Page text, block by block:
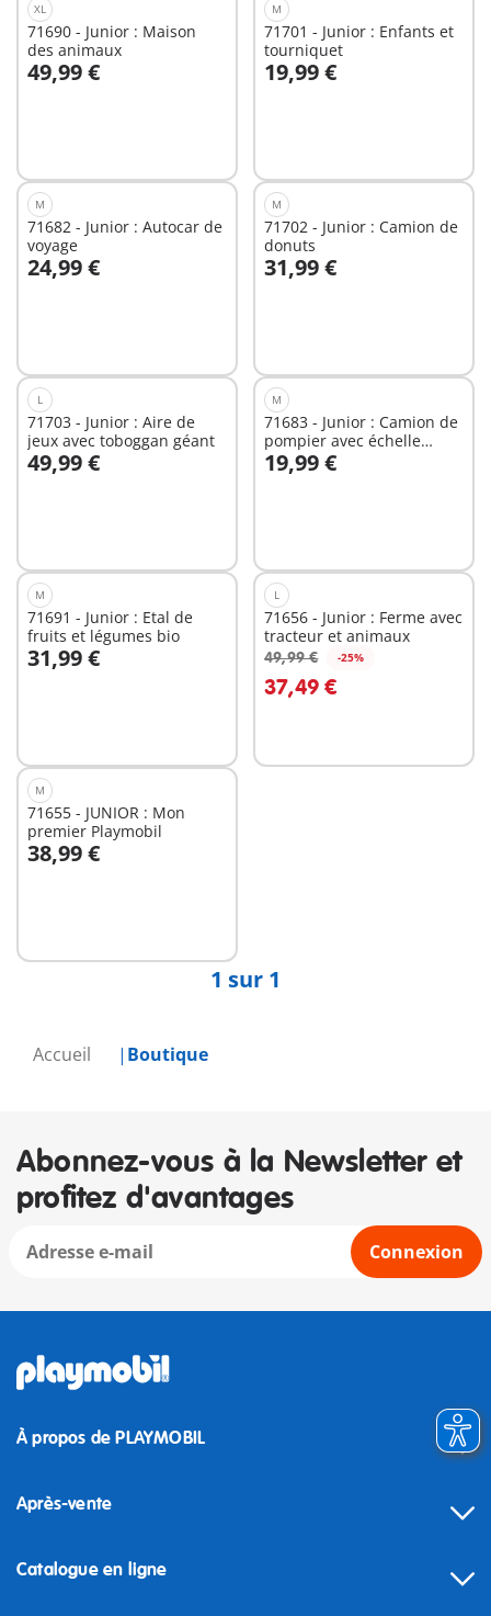
Accueil Boutique
XL
71690 - Junior : Maison
des animaux
49,99 €
Au panier
M
71701 - Junior : Enfants et
tourniquet
19,99 €
Au panier
M
71682 - Junior : Autocar de
voyage
24,99 €
Au panier
M
71702 - Junior : Camion de
donuts
31,99 €
Au panier
L
71703 - Junior : Aire de
jeux avec toboggan géant
49,99 €
Au panier
M
71683 - Junior : Camion de
pompier avec échelle
pivotante
19,99 €
Au panier
M
71691 - Junior : Etal de
fruits et légumes bio
31,99 €
Au panier
L
71656 - Junior : Ferme avec
tracteur et animaux
49,99 € -25%
37,49 €
Au panier
M
71655 - JUNIOR : Mon
premier Playmobil
38,99 €
Au panier
1 sur 1
Abonnez-vous à la Newsletter et
profitez d'avantages
Connexion
À propos de PLAYMOBIL
Après-vente
Catalogue en ligne